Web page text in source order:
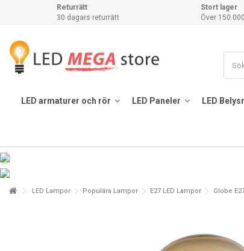
Returrätt
30 dagars returrätt
Stort lager
Över
LED armaturer och rör LED Paneler LED
LED Lampor Populära Lampor E27 LED Lampor Globe